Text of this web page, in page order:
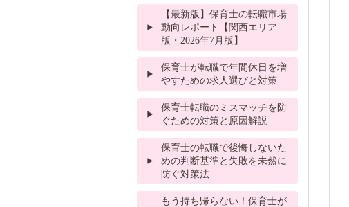
【最新版】保育士の転職市場
動向レポート【関西エリア
版・2026年7月版】
保育士が転職で年間休日を増
やすための求人選びと対策
保育士転職のミスマッチを防
ぐための対策と原因解説
保育士の転職で後悔しないた
めの判断基準と失敗を未然に
防ぐ対策法
もう持ち帰らない！保育士が